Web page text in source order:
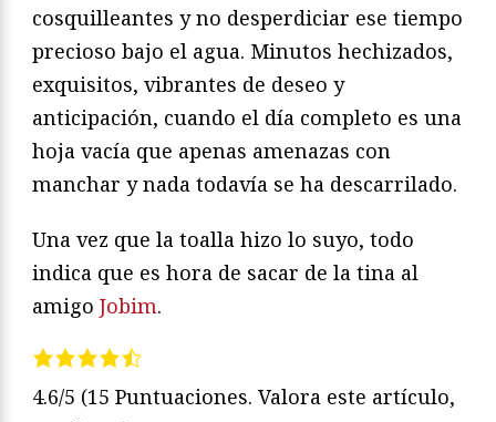
cosquilleantes y no desperdiciar ese tiempo
precioso bajo el agua. Minutos hechizados,
exquisitos, vibrantes de deseo y
anticipación, cuando el día completo es una
hoja vacía que apenas amenazas con
manchar y nada todavía se ha descarrilado.
Una vez que la toalla hizo lo suyo, todo
indica que es hora de sacar de la tina al
amigo Jobim.
4.6/5 (15 Puntuaciones. Valora este artículo,